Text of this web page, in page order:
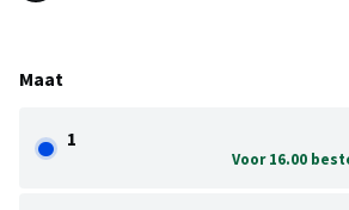
Maat
1
Voor 16.00